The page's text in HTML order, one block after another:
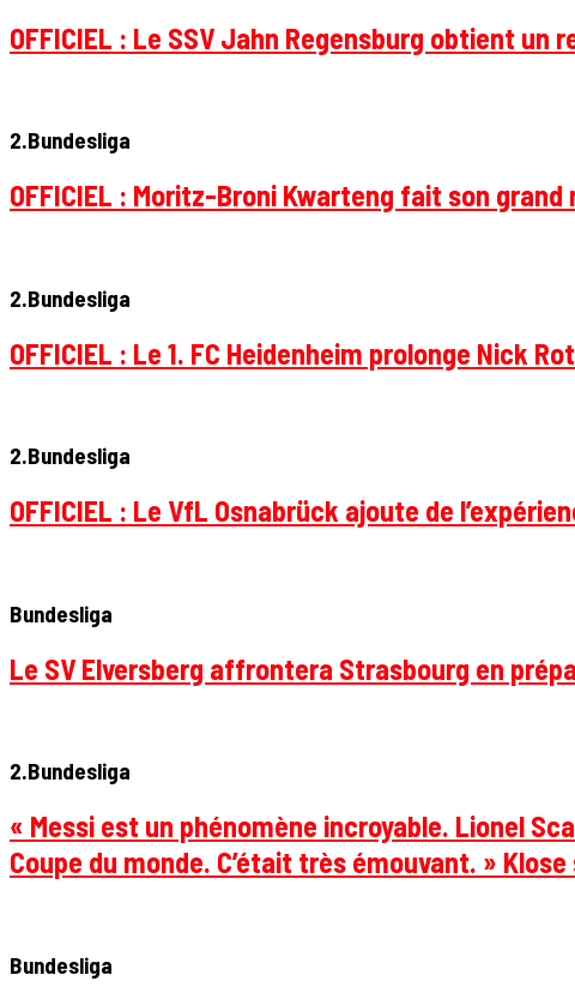
OFFICIEL : Le SSV Jahn Regensburg obtient
2.Bundesliga
OFFICIEL : Moritz-Broni Kwarteng fait son grand
2.Bundesliga
OFFICIEL : Le 1. FC Heidenheim prolonge Nick
2.Bundesliga
OFFICIEL : Le VfL Osnabrück ajoute de
Bundesliga
Le SV Elversberg affrontera Strasbourg en
2.Bundesliga
« Messi est un phénomène incroyable. Lionel
Coupe du monde. C’était très émouvant. »
Bundesliga